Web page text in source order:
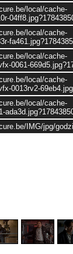
local/cache-
local/cache-
local/cache-
0061-
local/cache-
0013rv2-
local/cache-
IMG/jpg/